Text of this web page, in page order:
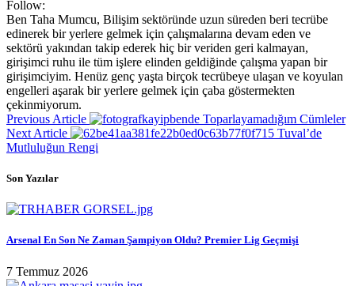
Follow:
Ben Taha Mumcu, Bilişim sektöründe uzun süreden beri tecrübe
edinerek bir yerlere gelmek için çalışmalarına devam eden ve
sektörü yakından takip ederek hiç bir veriden geri kalmayan,
girişimci ruhu ile tüm işlere elinden geldiğinde çalışma yapan bir
girişimciyim. Henüz genç yaşta birçok tecrübeye ulaşan ve koyulan
engelleri aşarak bir yerlere gelmek için çaba göstermekten
çekinmiyorum.
Previous Article
Toparlayamadığım Cümleler
Next Article
Tuval’de
Mutluluğun Rengi
Son Yazılar
Arsenal En Son Ne Zaman Şampiyon Oldu? Premier Lig Geçmişi
7 Temmuz 2026